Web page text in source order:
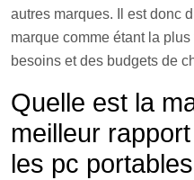
autres marques. Il est donc
marque comme étant la
besoins et des budgets de
Quelle est la
meilleur rapport
les pc portables